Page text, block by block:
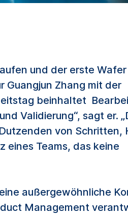
und der erste
Zhang mit der
beinhaltet
Validierung“, sagt er.
von Schritten,
eines Teams, das keine
außergewöhnliche
Management